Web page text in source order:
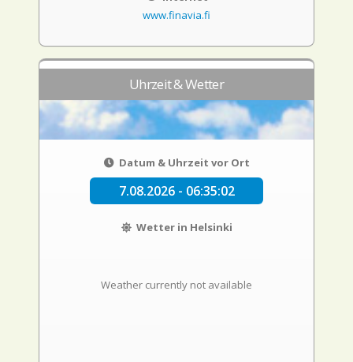
www.finavia.fi
Uhrzeit & Wetter
Datum & Uhrzeit vor Ort
7.08.2026 - 06:35:02
Wetter in Helsinki
Weather currently not available